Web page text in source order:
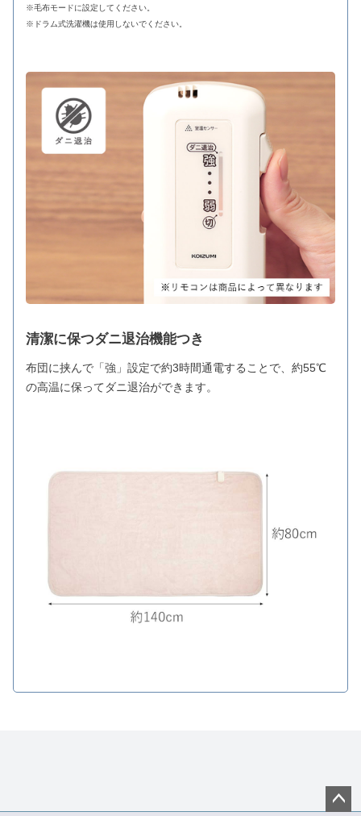
※毛布モードに設定してください。
※ドラム式洗濯機は使用しないでください。
清潔に保つダニ退治機能つき
布団に挟んで「強」設定で約3時間通電することで、約55℃
の高温に保ってダニ退治ができます。